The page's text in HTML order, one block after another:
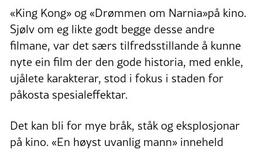
«King Kong» og «Drømmen om Narnia»på kino.
Sjølv om eg likte godt begge desse andre
filmane, var det særs tilfredsstillande å kunne
nyte ein film der den gode historia, med enkle,
ujålete karakterar, stod i fokus i staden for
påkosta spesialeffektar.
Det kan bli for mye bråk, ståk og eksplosjonar
på kino. «En høyst uvanlig mann» inneheld